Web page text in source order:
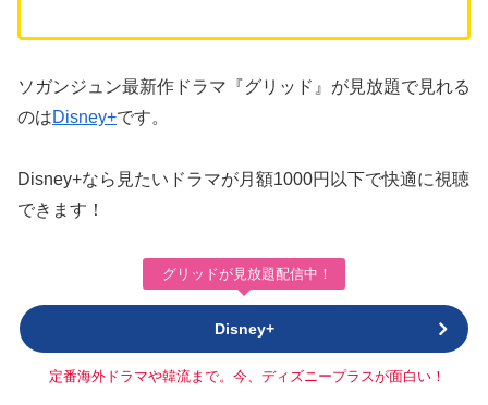
ソガンジュン最新作ドラマ『グリッド』が見放題で見れる
のはDisney+です。
Disney+なら見たいドラマが月額1000円以下で快適に視聴
できます！
グリッドが見放題配信中！
Disney+
定番海外ドラマや韓流まで。今、ディズニープラスが面白い！